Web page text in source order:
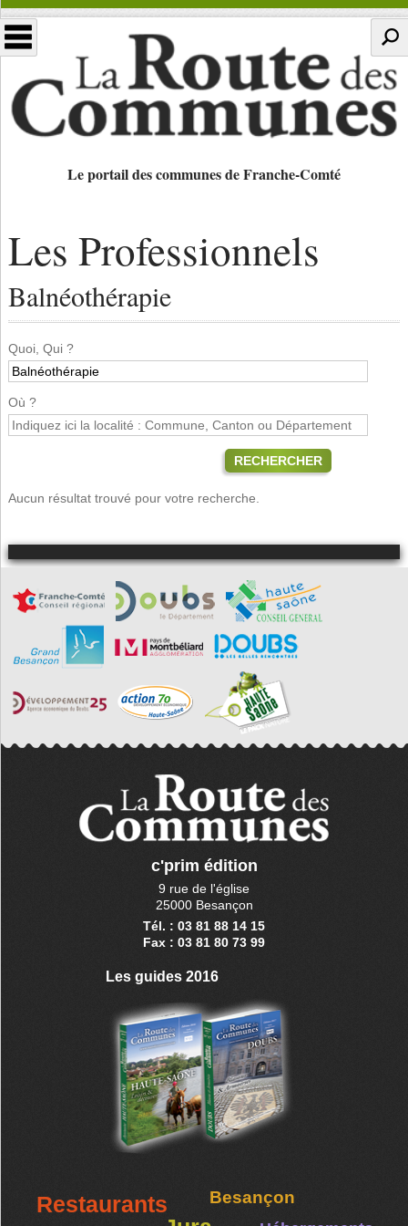
Le portail des communes de Franche-Comté
Les Professionnels
Balnéothérapie
Quoi, Qui ?
Où ?
RECHERCHER
Aucun résultat trouvé pour votre recherche.
c'prim édition
9 rue de l'église
25000 Besançon
Tél. : 03 81 88 14 15
Fax : 03 81 80 73 99
Les guides 2016
Restaurants Besançon